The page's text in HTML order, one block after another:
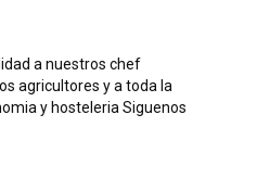
a nuestros chef
agricultores y a toda la
y hosteleria Siguenos